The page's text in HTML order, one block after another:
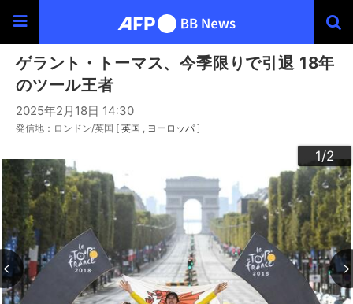
ゲラント・トーマス、今季限りで引退 18年
のツール王者
2025年2月18日 14:30
発信地：ロンドン/英国 [ 英国 ヨーロッパ ]
1/2
2/2